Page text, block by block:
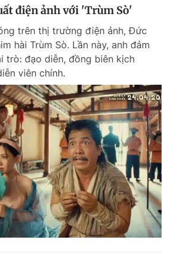
điện ảnh với 'Trùm Sò'
trên thị trường điện ảnh, Đức
hài Trùm Sò. Lần này, anh đảm
trò: đạo diễn, đồng biên kịch
viên chính.